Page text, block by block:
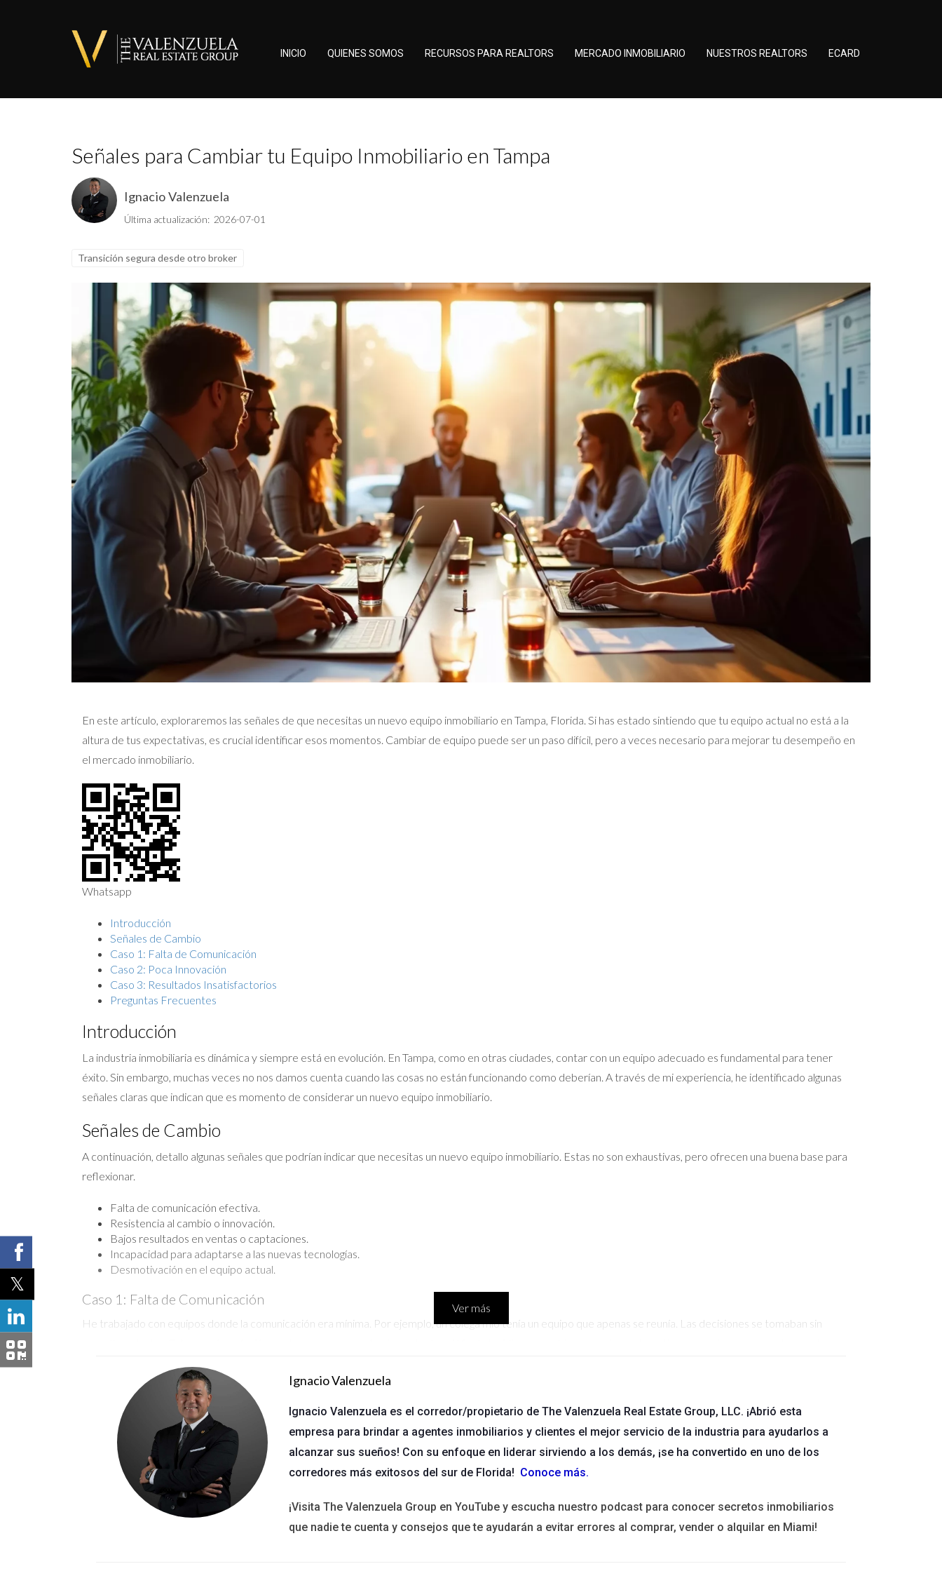
INICIO QUIENES SOMOS RECURSOS PARA REALTORS MERCADO INMOBILIARIO NUESTROS REALTORS ECARD
Señales para Cambiar tu Equipo Inmobiliario en Tampa
Ignacio Valenzuela
Última actualización: 2026-07-01
Transición segura desde otro broker
En este artículo, exploraremos las señales de que necesitas un nuevo equipo inmobiliario en Tampa, Florida. Si has estado sintiendo que tu equipo actual no está a la
altura de tus expectativas, es crucial identificar esos momentos. Cambiar de equipo puede ser un paso difícil, pero a veces necesario para mejorar tu desempeño en
el mercado inmobiliario.
Whatsapp
Introducción
Señales de Cambio
Caso 1: Falta de Comunicación
Caso 2: Poca Innovación
Caso 3: Resultados Insatisfactorios
Preguntas Frecuentes
Introducción
La industria inmobiliaria es dinámica y siempre está en evolución. En Tampa, como en otras ciudades, contar con un equipo adecuado es fundamental para tener
éxito. Sin embargo, muchas veces no nos damos cuenta cuando las cosas no están funcionando como deberían. A través de mi experiencia, he identificado algunas
señales claras que indican que es momento de considerar un nuevo equipo inmobiliario.
Señales de Cambio
A continuación, detallo algunas señales que podrían indicar que necesitas un nuevo equipo inmobiliario. Estas no son exhaustivas, pero ofrecen una buena base para
reflexionar.
Falta de comunicación efectiva.
Resistencia al cambio o innovación.
Bajos resultados en ventas o captaciones.
Incapacidad para adaptarse a las nuevas tecnologías.
Desmotivación en el equipo actual.
Caso 1: Falta de Comunicación
He trabajado con equipos donde la comunicación era mínima. Por ejemplo, un colega mío tenía un equipo que apenas se reunía. Las decisiones se tomaban sin
Si sientes que tu equipo no se comunica adecuadamente, considera hacer un cambio.
Caso 2: Poca Innovación
Un amigo agente inmobiliario se dio cuenta de que su equipo estaba estancado en métodos tradicionales. La tecnología avanzaba rápidamente, pero ellos seguían
usando técnicas anticuadas. Después de unos meses sin resultados, decidió buscar un nuevo equipo más actualizado y ahora utiliza herramientas digitales que han
aumentado sus ventas.
Ver más
Ignacio Valenzuela
Ignacio Valenzuela es el corredor/propietario de The Valenzuela Real Estate Group, LLC. ¡Abrió esta
empresa para brindar a agentes inmobiliarios y clientes el mejor servicio de la industria para ayudarlos a
alcanzar sus sueños! Con su enfoque en liderar sirviendo a los demás, ¡se ha convertido en uno de los
corredores más exitosos del sur de Florida! Conoce más.
¡Visita The Valenzuela Group en YouTube y escucha nuestro podcast para conocer secretos inmobiliarios
que nadie te cuenta y consejos que te ayudarán a evitar errores al comprar, vender o alquilar en Miami!